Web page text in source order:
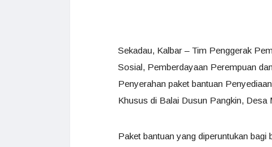
Sekadau, Kalbar – Tim Penggerak
Sosial, Pemberdayaan Perempuan
Penyerahan paket bantuan
Khusus di Balai Dusun Pangkin, Desa
Paket bantuan yang diperuntukan